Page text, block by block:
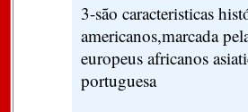
3-são caracteristicas
americanos,marcada
europeus africanos
portuguesa